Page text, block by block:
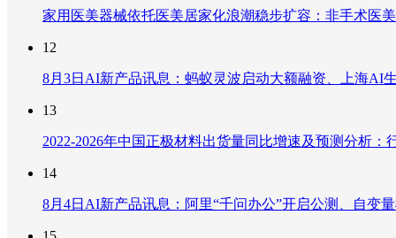
家用医美器械依托医美居家化浪潮稳步扩容：非手术医
12
8月3日AI新产品讯息：蚂蚁灵波启动大额融资、上海AI
13
2022-2026年中国正极材料出货量同比增速及预测分析
14
8月4日AI新产品讯息：阿里“千问办公”开启公测、自变